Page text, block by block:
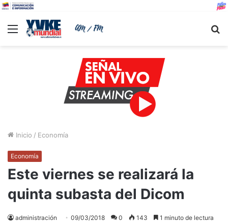
Menu
Inicio / Economía
Economía
Este viernes se realizará la
quinta subasta del Dicom
administración 09/03/2018 0 143 1 minuto de lectura